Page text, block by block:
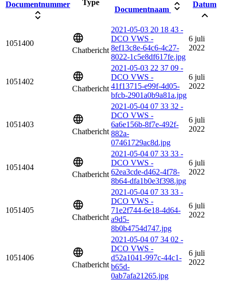
Documentnummer
Type
Documentnaam
Datum
1051400
Chatbericht
2021-05-03 20 18 43 -
DCO VWS -
8ef13c8e-64c6-4c27-
8022-1c5e8df617fe.jpg
6 juli
2022
1051402
Chatbericht
2021-05-03 22 37 09 -
DCO VWS -
41f13715-e99f-4d05-
bfcb-2901a0b9a81a.jpg
6 juli
2022
1051403
Chatbericht
2021-05-04 07 33 32 -
DCO VWS -
6a6e156b-8f7e-492f-
882a-
07461729ac8d.jpg
6 juli
2022
1051404
Chatbericht
2021-05-04 07 33 33 -
DCO VWS -
62ea3cde-d462-4f78-
8b64-dfa1b0e3f398.jpg
6 juli
2022
1051405
Chatbericht
2021-05-04 07 33 33 -
DCO VWS -
71e2f744-6e18-4d64-
a9d5-
8b0b4754d747.jpg
6 juli
2022
1051406
Chatbericht
2021-05-04 07 34 02 -
DCO VWS -
d52a1041-997c-44c1-
b65d-
0ab7afa21265.jpg
6 juli
2022